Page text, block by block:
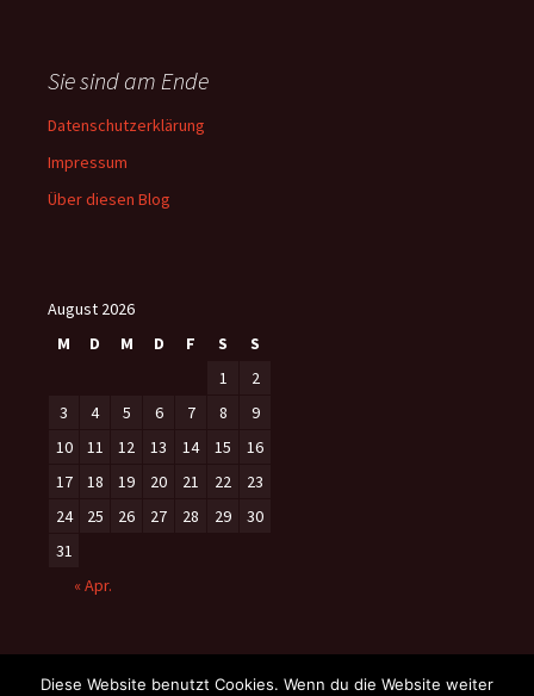
Sie sind am Ende
Datenschutzerklärung
Impressum
Über diesen Blog
August 2026
M
D M D F S
S
1
2
3
4 5 6 7 8
9
10
11 12 13 14 15
16
17
18 19 20 21 22
23
24
25 26 27 28 29
30
31
« Apr.
Diese Website benutzt Cookies. Wenn du die Website weiter